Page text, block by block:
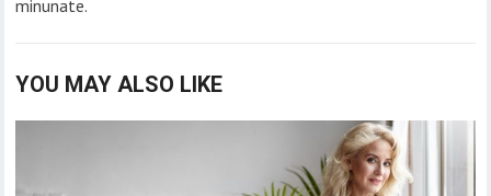
minunate.
YOU MAY ALSO LIKE